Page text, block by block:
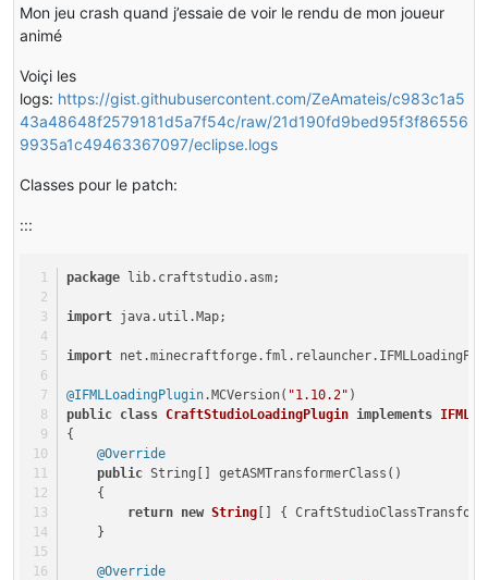
Mon jeu crash quand j’essaie de voir le rendu de mon joueur
animé
Voiçi les
logs: https://gist.githubusercontent.com/ZeAmateis/c983c1a5
43a48648f2579181d5a7f54c/raw/21d190fd9bed95f3f86556
9935a1c49463367097/eclipse.logs
Classes pour le patch:
:::
package lib.craftstudio.asm;
import java.util.Map;
import
@IFMLLoadingPlugin.MCVersion( "1.10.2" )
public class CraftStudioLoadingPlugin implements
{
@Override
public String[] getASMTransformerClass()
{
return new String [] {
}
@Override